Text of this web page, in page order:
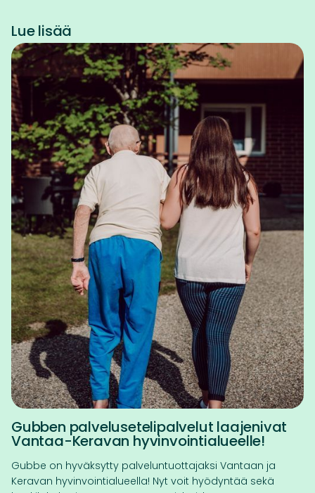
Lue lisää
Gubben palvelusetelipalvelut laajenivat
Vantaa-Keravan hyvinvointialueelle!
Gubbe on hyväksytty palveluntuottajaksi Vantaan ja
Keravan hyvinvointialueella! Nyt voit hyödyntää sekä